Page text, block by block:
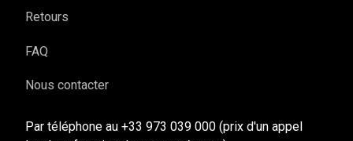
Retours
FAQ
Nous contacter
Par téléphone au +33 973 039 000 (prix d'un appel